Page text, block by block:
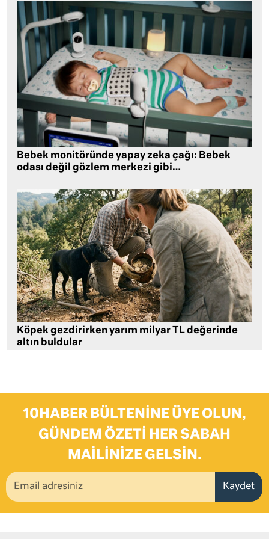
Bebek monitöründe yapay zeka çağı: Bebek
odası değil gözlem merkezi gibi…
Köpek gezdirirken yarım milyar TL değerinde
altın buldular
10HABER BÜLTENINE ÜYE OLUN,
GÜNDEM ÖZETI HER SABAH
MAILINIZE GELSIN.
Kaydet